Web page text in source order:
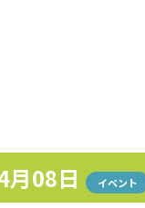
月08日 イベント